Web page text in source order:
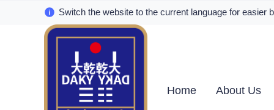
Switch the website to the current language for easier
Home About Us